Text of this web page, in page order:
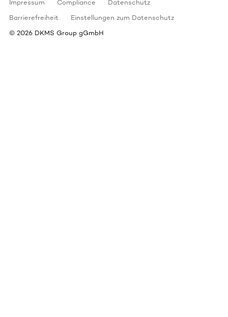
Impressum Compliance
Datenschutz
Barrierefreiheit
Einstellungen zum Datenschutz
© 2026 DKMS Group gGmbH